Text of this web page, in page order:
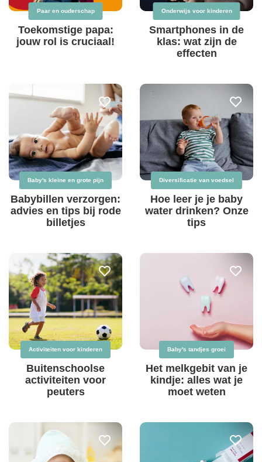
Paar en ouderschap
Toekomstige papa:
jouw rol is cruciaal!
Onderwijs voor kinderen
Smartphones in de
klas: wat zijn de
effecten
Baby's kleine en grote pijn
Babybillen verzorgen:
advies en tips bij rode
billetjes
Diversificatie van voedsel
Hoe leer je je baby
water drinken? Onze
tips
Activiteiten voor kinderen
Buitenschoolse
activiteiten voor
peuters
Baby's tandjes groei
Het melkgebit van je
kindje: alles wat je
moet weten